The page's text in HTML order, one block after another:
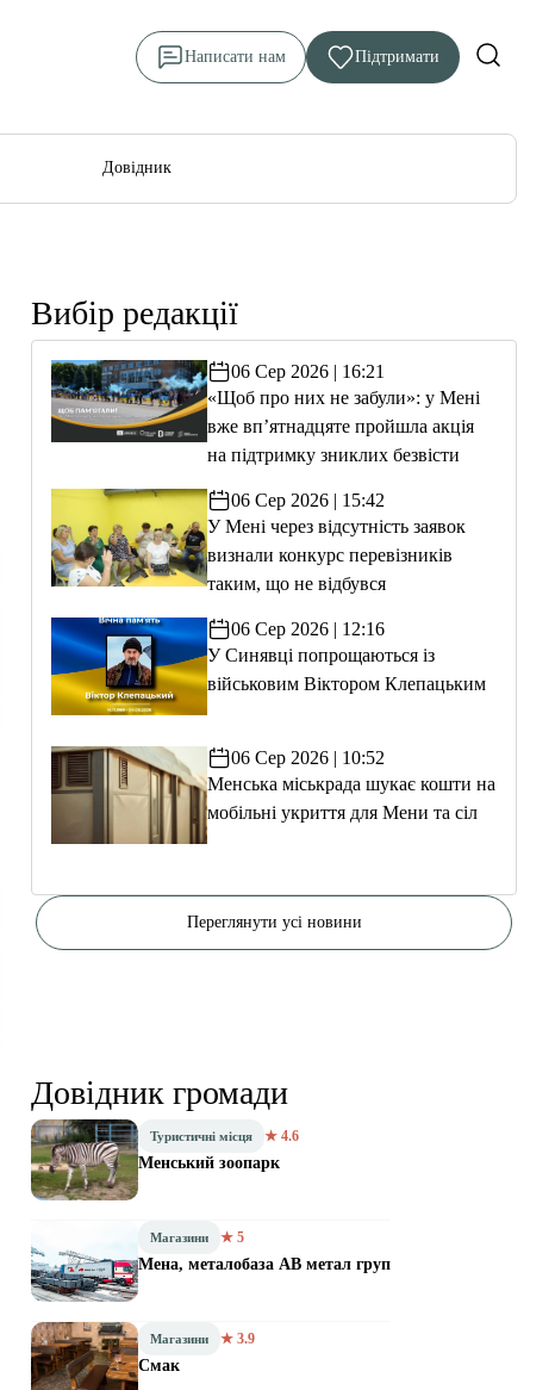
Написати нам Підтримати
Довідник
Вибір редакції
06 Сер 2026 | 16:21
«Щоб про них не забули»: у Мені
вже вп’ятнадцяте пройшла акція
на підтримку зниклих безвісти
06 Сер 2026 | 15:42
У Мені через відсутність заявок
визнали конкурс перевізників
таким, що не відбувся
06 Сер 2026 | 12:16
У Синявці попрощаються із
військовим Віктором Клепацьким
06 Сер 2026 | 10:52
Менська міськрада шукає кошти на
мобільні укриття для Мени та сіл
Переглянути усі новини
Довідник громади
Туристичні місця ★ 4.6
Менський зоопарк
Магазини ★ 5
Мена, металобаза АВ метал груп
Магазини ★ 3.9
Смак